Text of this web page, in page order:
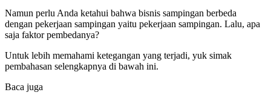
Namun perlu Anda ketahui bahwa bisnis sampingan berbeda
dengan pekerjaan sampingan yaitu pekerjaan sampingan. Lalu, apa
saja faktor pembedanya?
Untuk lebih memahami ketegangan yang terjadi, yuk simak
pembahasan selengkapnya di bawah ini.
Baca juga